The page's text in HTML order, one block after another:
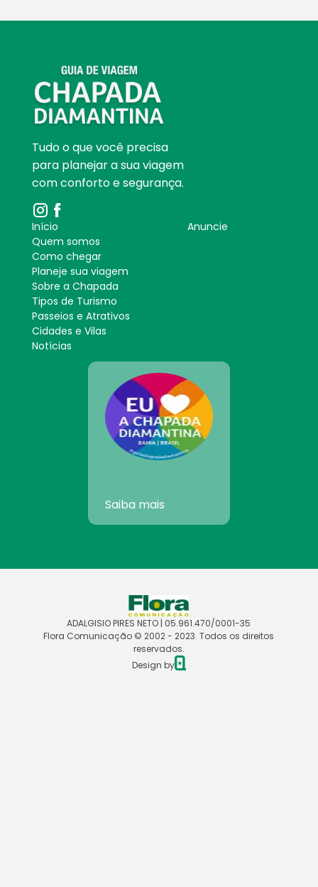
Tudo o que você precisa
para planejar a sua viagem
com conforto e segurança.
Início
Quem somos
Como chegar
Planeje sua viagem
Sobre a Chapada
Tipos de Turismo
Passeios e Atrativos
Cidades e Vilas
Notícias
Anuncie
Saiba mais
ADALGISIO PIRES NETO | 05.961.470/0001-35
Flora Comunicação © 2002 - 2023. Todos os direitos
reservados.
Design by